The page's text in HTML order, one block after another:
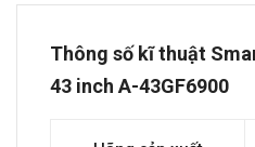
Thông số kĩ thuật
43 inch A-43GF6900